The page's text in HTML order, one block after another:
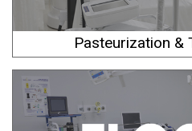
Pasteurization &